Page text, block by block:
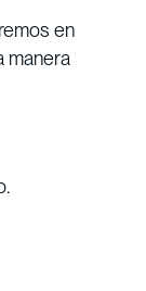
en
manera